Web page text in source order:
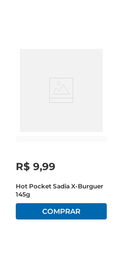
R$ 9,99
Hot Pocket Sadia X-Burguer
145g